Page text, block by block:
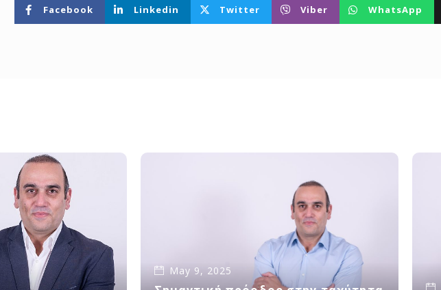
Facebook Linkedin Twitter Viber WhatsApp
May 9, 2025